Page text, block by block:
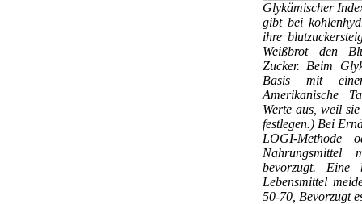
Glykämischer
gibt bei
ihre
Weißbrot den
Zucker. Beim
Basis mit
Amerikanische
Werte aus, weil
festlegen.) Bei
LOGI-Methode
Nahrungsmittel
bevorzugt. Eine
Lebensmittel
50-70, Bevorzugt